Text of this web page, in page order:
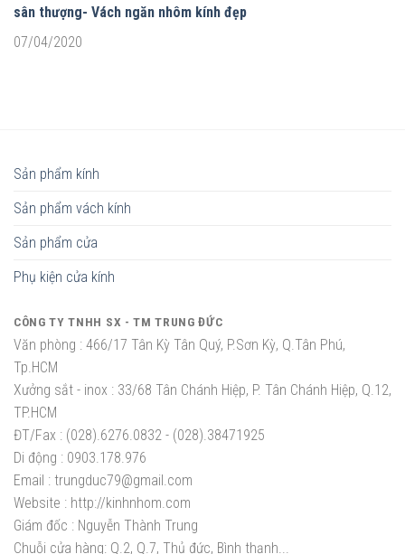
sân thượng- Vách ngăn nhôm kính đẹp
07/04/2020
Sản phẩm kính
Sản phẩm vách kính
Sản phẩm cửa
Phụ kiện cửa kính
CÔNG TY TNHH SX - TM TRUNG ĐỨC
Văn phòng : 466/17 Tân Kỳ Tân Quý, P.Sơn Kỳ, Q.Tân Phú,
Tp.HCM
Xưởng sắt - inox : 33/68 Tân Chánh Hiệp, P. Tân Chánh Hiệp, Q.12,
TP.HCM
ĐT/Fax : (028).6276.0832 - (028).38471925
Di động : 0903.178.976
Email : trungduc79@gmail.com
Website : http://kinhnhom.com
Giám đốc : Nguyễn Thành Trung
Chuỗi cửa hàng: Q.2, Q.7, Thủ đức, Bình thạnh...